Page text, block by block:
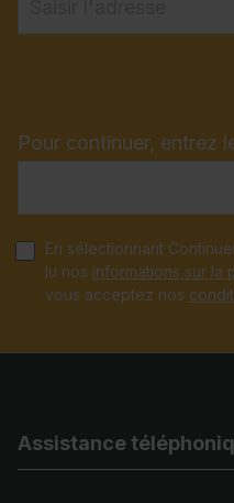
Pour continuer, entrez
En sélectionnant
lu nos informations sur la
vous acceptez nos
Assistance